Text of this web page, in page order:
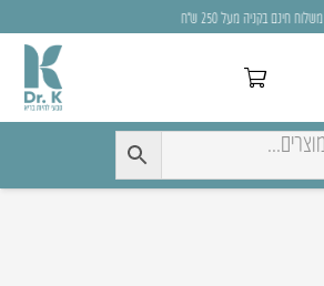
משלוח חינם בקניה מעל 250 ש״ח